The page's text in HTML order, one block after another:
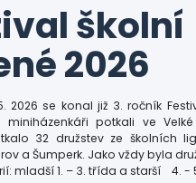
školní
2026
2026 se konal již 3. ročník
miniházenkáři potkali ve
32 družstev ze školních
a Šumperk. Jako vždy byla
mladší 1. – 3. třída a starší 4. -